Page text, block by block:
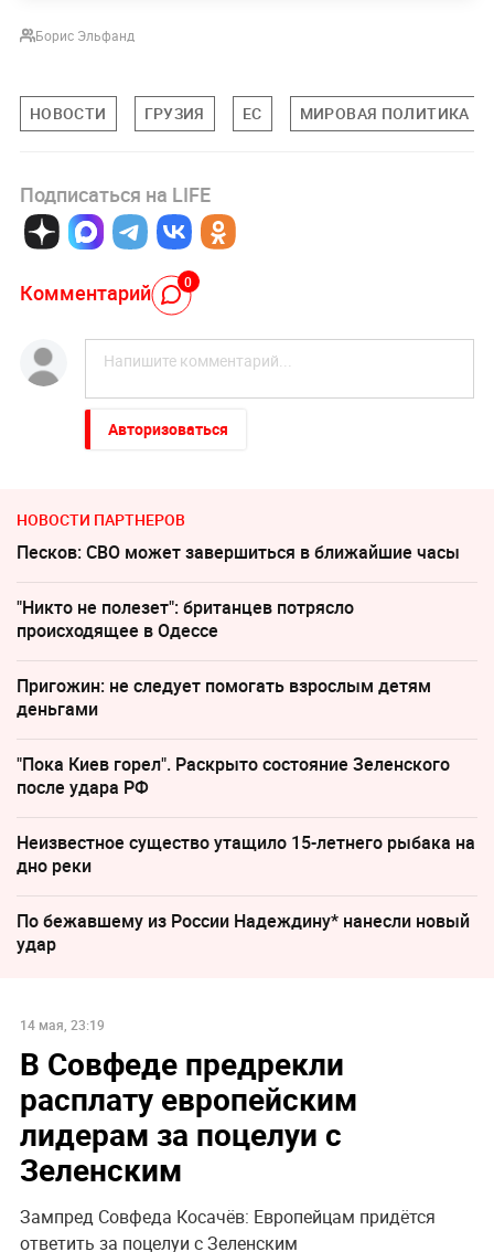
Борис Эльфанд
НОВОСТИ ГРУЗИЯ ЕС МИРОВАЯ ПОЛИТИКА
Подписаться на LIFE
Комментарий 0
Авторизоваться
НОВОСТИ ПАРТНЕРОВ
Песков: СВО может завершиться в ближайшие часы
"Никто не полезет": британцев потрясло
происходящее в Одессе
Пригожин: не следует помогать взрослым детям
деньгами
"Пока Киев горел". Раскрыто состояние Зеленского
после удара РФ
Неизвестное существо утащило 15-летнего рыбака на
дно реки
По бежавшему из России Надеждину* нанесли новый
удар
14 мая, 23:19
В Совфеде предрекли
расплату европейским
лидерам за поцелуи с
Зеленским
Зампред Совфеда Косачёв: Европейцам придётся
ответить за поцелуи с Зеленским